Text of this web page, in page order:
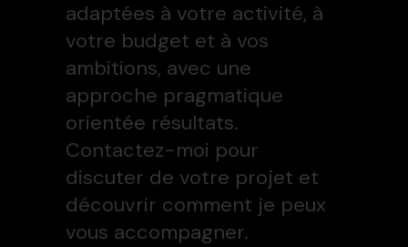
adaptées à votre activité, à
votre budget et à vos
ambitions, avec une
approche pragmatique
orientée résultats.
Contactez-moi pour
discuter de votre projet et
découvrir comment je peux
vous accompagner.